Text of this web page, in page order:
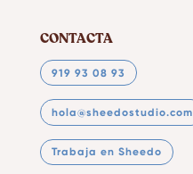
CONTACTA
919 93 08 93
hola@sheedostudio.com
Trabaja en Sheedo